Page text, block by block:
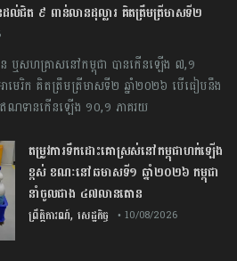
ជិត ៩ ពាន់លានដុល្លារ គិតត្រឹមត្រីមាសទី២
សហគ្រាសនៅកម្ពុជា បានកើនឡើង ៧,១
េរិក គិតត្រឹមត្រីមាសទី២ ឆ្នាំ២០២៦ បើធៀបនឹង
ណទានកើនឡើង ១០,១ ភាគរយ
តម្រូវការទឹកដោះគោស្រស់នៅកម្ពុជាហក់ឡើង
ខ្ពស់ ខណៈនៅឆមាសទី១ ឆ្នាំ២០២៦ កម្ពុជា
នាំចូលជាង ៤៧លានតោន
ព្រឹត្តិការណ៍, សេដ្ឋកិច្ច • 10/08/2026